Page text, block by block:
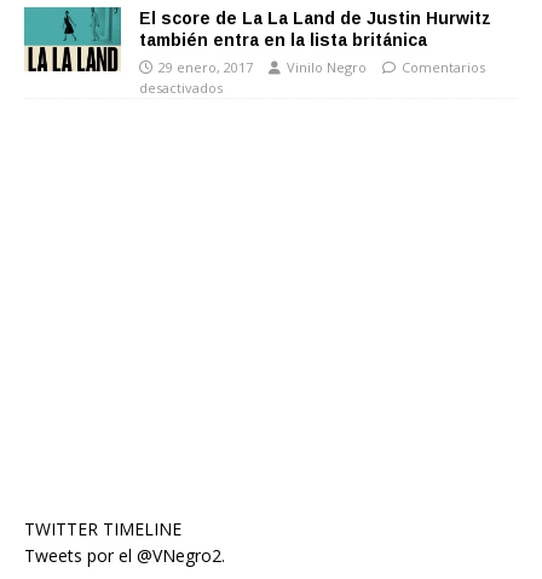
El score de La La Land de Justin Hurwitz
también entra en la lista británica
29 enero, 2017 Vinilo Negro
Comentarios
desactivados
TWITTER TIMELINE
Tweets por el @VNegro2.